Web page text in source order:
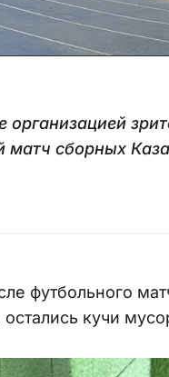
сборных
футбольного
кучи